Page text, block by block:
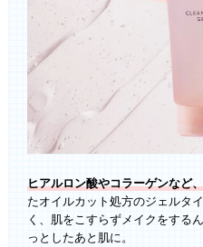
ヒアルロン酸やコラーゲンなど
たオイルカット処方のジェルタ
く、肌をこすらずメイクをする
っとしたあと肌に。